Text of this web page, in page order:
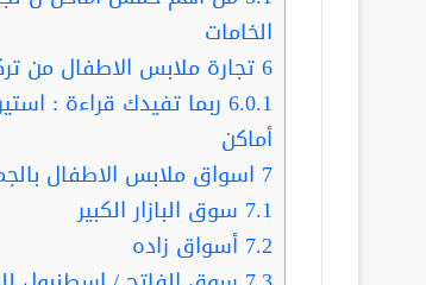
الخامات
6تجارة ملابس الاطفال من
6.0.1
أماكن
7 اسواق ملابس الاطفال
7.1 سوق البازار الكبير
7.2 أسواق زاده